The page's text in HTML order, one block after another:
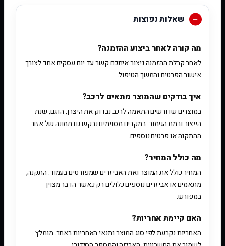
שאלות נפוצות
מה קורה לאחר ביצוע ההזמנה?
לאחר קבלת ההזמנה ניצור איתכם קשר עד יום עסקים אחד לצורך
אישור הפרטים והמשך הטיפול.
איך בודקים שהמוצר מתאים לרכב?
במוצרים שדורשים התאמה לרכב נבדוק את היצרן, הדגם, שנת
הייצור ורמת הגימור. במקרים מסוימים נבקש גם תמונה של אזור
ההתקנה או פרטים נוספים.
מה כולל המחיר?
המחיר כולל את המוצר ואת האביזרים שמפורטים בעמוד. התקנה,
מתאמים או אביזרים נוספים כלולים רק כאשר הדבר מצוין
במפורש.
האם קיימת אחריות?
האחריות נקבעת לפי סוג המוצר ותנאי האחריות באתר. מומלץ